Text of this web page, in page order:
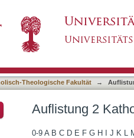
Theologische Fakultät →
Auflistung 2
0-9 A B C D E F G H J K L